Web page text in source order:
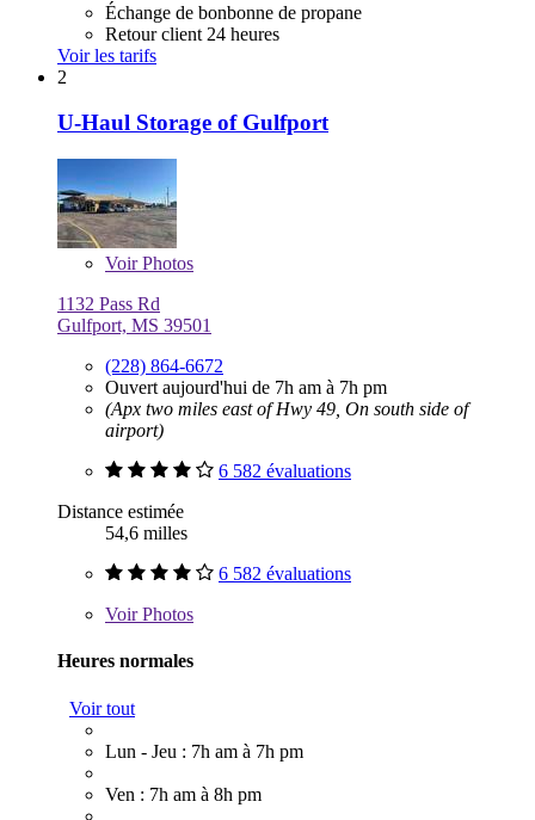
Échange de bonbonne de propane
Retour client 24 heures
Voir les tarifs
2
U-Haul Storage of Gulfport
VoirPhotos
1132 Pass Rd
Gulfport, MS 39501
(228) 864-6672
Ouvert aujourd'hui de 7h am à 7h pm
(Apx two miles east of Hwy 49, On south side of
airport)
6 582 évaluations
Distance estimée
54,6 milles
6 582 évaluations
VoirPhotos
Heures normales
Voir tout
Lun - Jeu : 7h am à 7h pm
Ven : 7h am à 8h pm